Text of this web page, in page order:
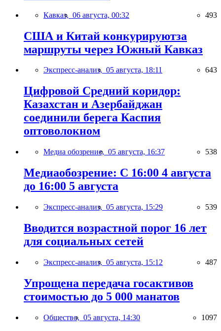
Кавказ, 06 августа, 00:32 493
США и Китай конкурируютза
маршруты через Южный Кавказ
Экспресс-анализ, 05 августа, 18:11 643
Цифровой Средний коридор:
Казахстан и Азербайджан
соединили берега Каспия
оптоволокном
Медиа обозрение, 05 августа, 16:37 538
Медиаобозрение: С 16:00 4 августа
до 16:00 5 августа
Экспресс-анализ, 05 августа, 15:29 539
Вводится возрастной порог 16 лет
для социальных сетей
Экспресс-анализ, 05 августа, 15:12 487
Упрощена передача госактивов
стоимостью до 5 000 манатов
Общество, 05 августа, 14:30 1097